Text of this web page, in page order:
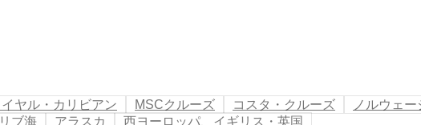
イヤル・カリビアン MSCクルーズ コスタ・クルーズ ノルウェ
ブ海 アラスカ 西ヨーロッパ、イギリス・英国